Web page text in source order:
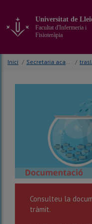
contingut
principal
la
pàgina
Universitat de
Facultat d'Infermeria i
Fisioteràpia
Inici / Secretaria acadèmica /
Consulteu la
tràmit.